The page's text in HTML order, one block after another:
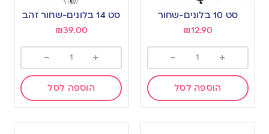
wishlist
סט 10 בלונים-שחור
₪12.90
+
-
הוספה לסל
to
wishlist
סט 14 בלונים-שחור זהב
₪39.00
+
-
הוספה לסל